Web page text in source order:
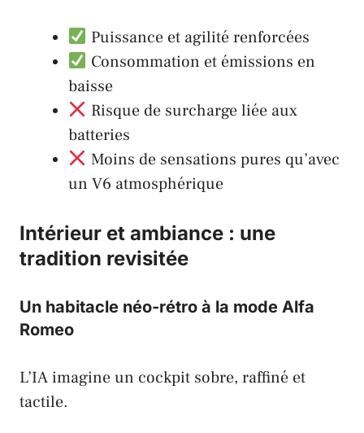
Puissance et agilité renforcées
Consommation et émissions en
baisse
Risque de surcharge liée aux
batteries
Moins de sensations pures qu’avec
un V6 atmosphérique
Intérieur et ambiance : une
tradition revisitée
Un habitacle néo-rétro à la mode Alfa
Romeo
L’IA imagine un cockpit sobre, raffiné et
tactile.